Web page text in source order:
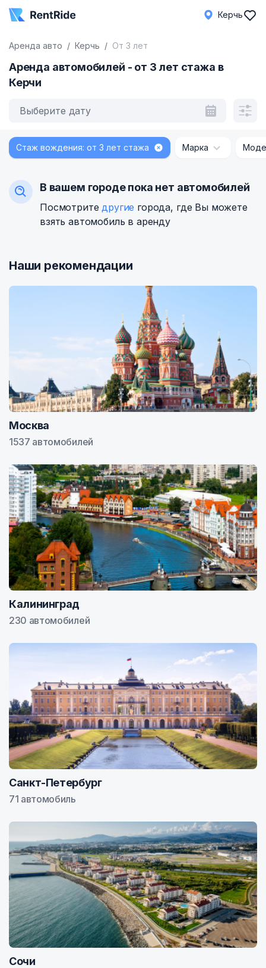
Керчь
Аренда авто Керчь От 3 лет
Аренда автомобилей - от 3 лет стажа в
Керчи
Выберите дату
Стаж вождения: от 3 лет стажа Марка
В вашем городе пока нет автомобилей
Посмотритедругие города, где Вы можете
взять автомобиль в аренду
Наши рекомендации
Москва
1537 автомобилей
Калининград
230 автомобилей
Санкт-Петербург
71 автомобиль
Сочи